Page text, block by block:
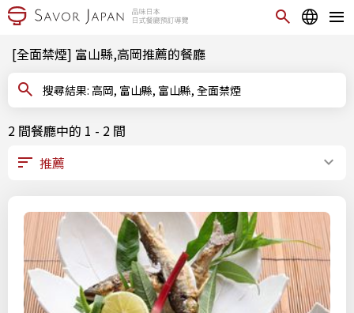
[全面禁煙] 富山縣,高岡推薦的餐廳
搜尋結果: 高岡, 富山縣, 富山縣, 全面禁煙
2 間餐廳中的 1 - 2 間